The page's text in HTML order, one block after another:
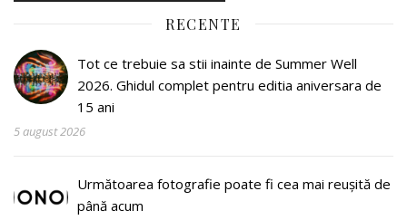
RECENTE
Tot ce trebuie sa stii inainte de Summer Well
2026. Ghidul complet pentru editia aniversara de
15 ani
5 august 2026
Următoarea fotografie poate fi cea mai reușită de
până acum